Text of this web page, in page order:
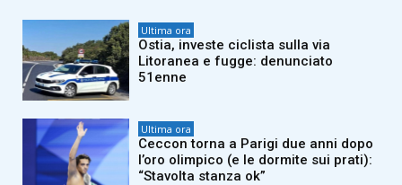
Ultima ora
Ostia, investe ciclista sulla via
Litoranea e fugge: denunciato
51enne
Ultima ora
Ceccon torna a Parigi due anni dopo
l’oro olimpico (e le dormite sui prati):
“Stavolta stanza ok”